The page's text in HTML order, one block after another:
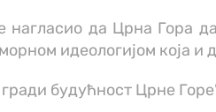
нагласио да Црна Гора
идеологијом која и
будућност Црне